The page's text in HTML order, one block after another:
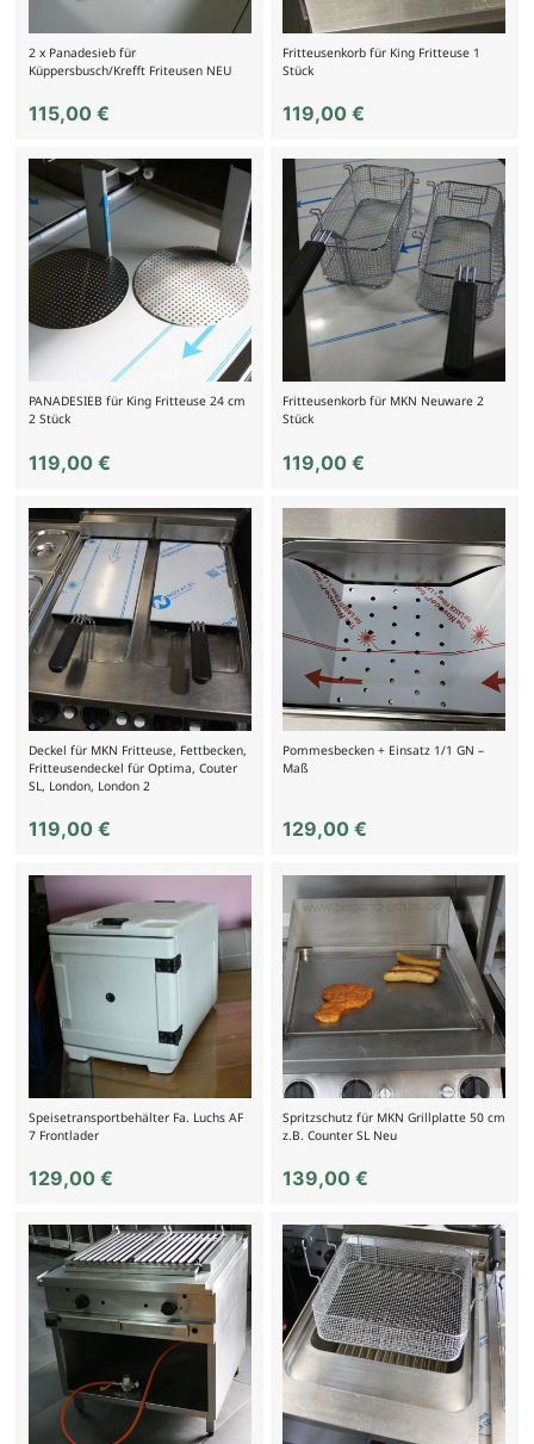
2 x Panadesieb für
Küppersbusch/Krefft Friteusen NEU
115,00 €
Fritteusenkorb für King Fritteuse 1
Stück
119,00€
PANADESIEB für King Fritteuse 24 cm
2 Stück
119,00 €
Fritteusenkorb für MKN Neuware 2
Stück
119,00€
Deckel für MKN Fritteuse, Fettbecken,
Fritteusendeckel für Optima, Couter
SL, London, London 2
119,00 €
Pommesbecken + Einsatz 1/1 GN –
Maß
129,00€
Speisetransportbehälter Fa. Luchs AF
7 Frontlader
129,00 €
Spritzschutz für MKN Grillplatte 50 cm
z.B. Counter SL Neu
139,00€